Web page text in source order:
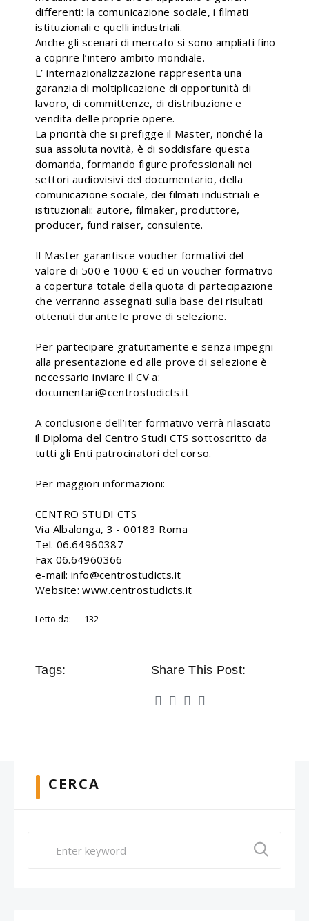
differenti: la comunicazione sociale, i filmati
istituzionali e quelli industriali.
Anche gli scenari di mercato si sono ampliati fino
a coprire l’intero ambito mondiale.
L’ internazionalizzazione rappresenta una
garanzia di moltiplicazione di opportunità di
lavoro, di committenze, di distribuzione e
vendita delle proprie opere.
La priorità che si prefigge il Master, nonché la
sua assoluta novità, è di soddisfare questa
domanda, formando figure professionali nei
settori audiovisivi del documentario, della
comunicazione sociale, dei filmati industriali e
istituzionali: autore, filmaker, produttore,
producer, fund raiser, consulente.
Il Master garantisce voucher formativi del
valore di 500 e 1000 € ed un voucher formativo
a copertura totale della quota di partecipazione
che verranno assegnati sulla base dei risultati
ottenuti durante le prove di selezione.
Per partecipare gratuitamente e senza impegni
alla presentazione ed alle prove di selezione è
necessario inviare il CV a:
documentari@centrostudicts.it
A conclusione dell’iter formativo verrà rilasciato
il Diploma del Centro Studi CTS sottoscritto da
tutti gli Enti patrocinatori del corso.
Per maggiori informazioni:
CENTRO STUDI CTS
Via Albalonga, 3 - 00183 Roma
Tel. 06.64960387
Fax 06.64960366
e-mail: info@centrostudicts.it
Website: www.centrostudicts.it
Letto da: 132
Tags: Share This Post:
CERCA